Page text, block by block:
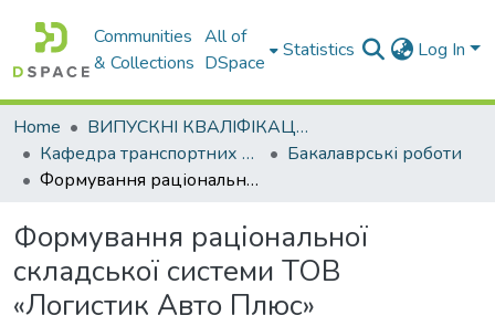
Communities
& Collections
All of
DSpace
Statistics Log In
Home
ВИПУСКНІ КВАЛІФІКАЦІЙНІ РОБОТИ
Кафедра транспортних систем і логістики
Бакалаврські роботи
Формування раціональної складської системи ТОВ «Логистик Авто Плюс»
Формування раціональної
складської системи ТОВ
«Логистик Авто Плюс»